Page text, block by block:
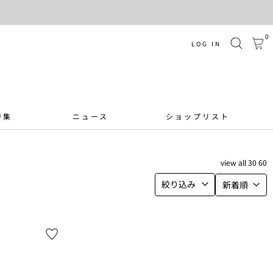
LOG IN
0
集 ニュース ショップリスト
絞り込み 新着順
viewall30 60